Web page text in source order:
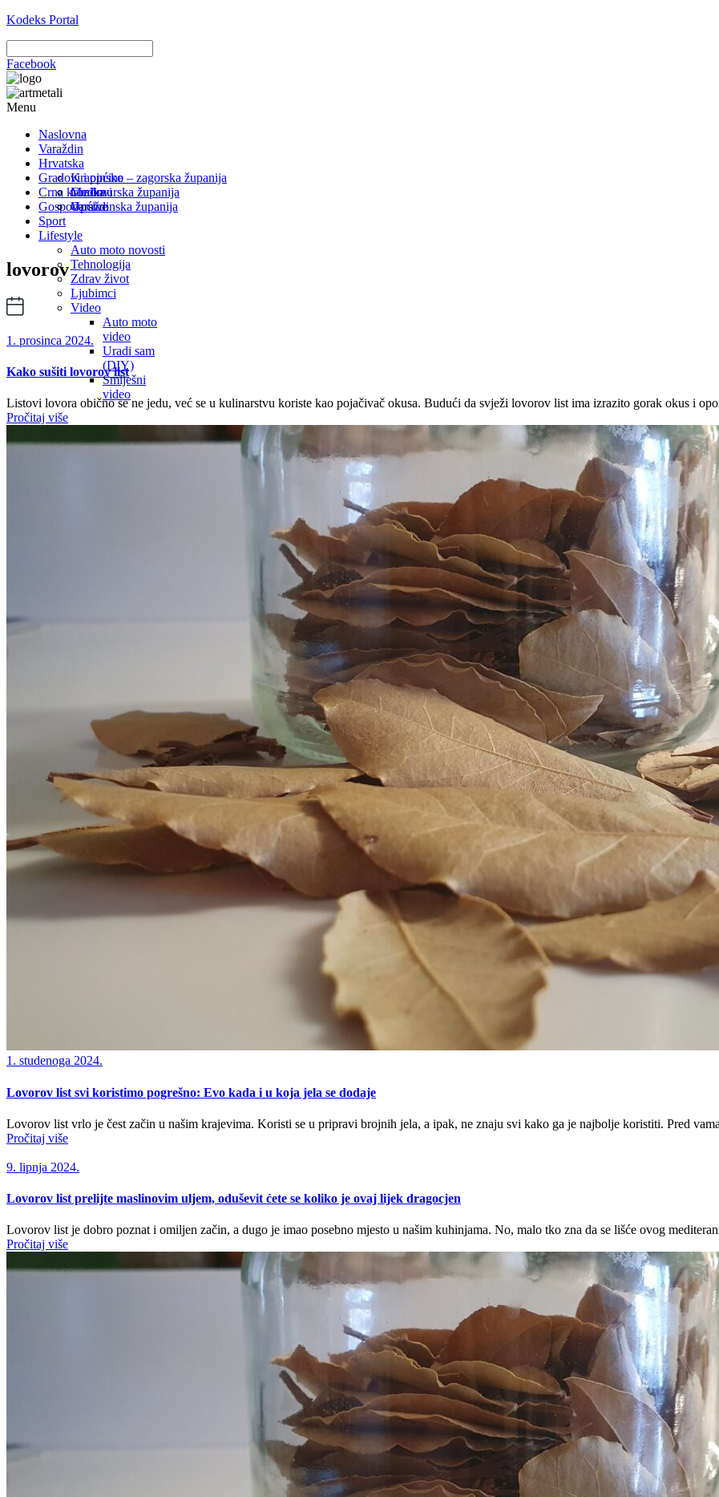
Kodeks Portal
Facebook
Menu
Naslovna
Varaždin
Hrvatska
Krapinsko – zagorska županija
Međimurska županija
Varaždinska županija
Gradovi i općine
Gradovi
Općine
Crna kronika
Gospodarstvo
Sport
Lifestyle
Auto moto novosti
Tehnologija
Zdrav život
Ljubimci
Video
Auto moto
video
Uradi sam
(DIY)
Smiješni
video
lovorov
1. prosinca 2024.
Kako sušiti lovorov list
Listovi lovora obično se ne jedu, već se u kulinarstvu koriste kao pojačivač okusa. Budući da svježi lovorov list ima izrazito gorak okus i
Pročitaj više
1. studenoga 2024.
Lovorov list svi koristimo pogrešno: Evo kada i u koja jela se dodaje
Lovorov list vrlo je čest začin u našim krajevima. Koristi se u pripravi brojnih jela, a ipak, ne znaju svi kako ga je najbolje koristiti. Pred vama
Pročitaj više
9. lipnja 2024.
Lovorov list prelijte maslinovim uljem, oduševit ćete se koliko je ovaj lijek dragocjen
Lovorov list je dobro poznat i omiljen začin, a dugo je imao posebno mjesto u našim kuhinjama. No, malo tko zna da se lišće ovog
Pročitaj više